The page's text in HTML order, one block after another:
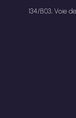
134/B03, Voie